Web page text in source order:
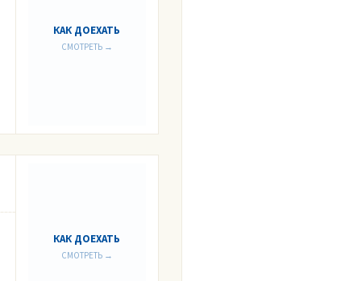
КАК ДОЕХАТЬ
СМОТРЕТЬ →
КАК ДОЕХАТЬ
СМОТРЕТЬ →